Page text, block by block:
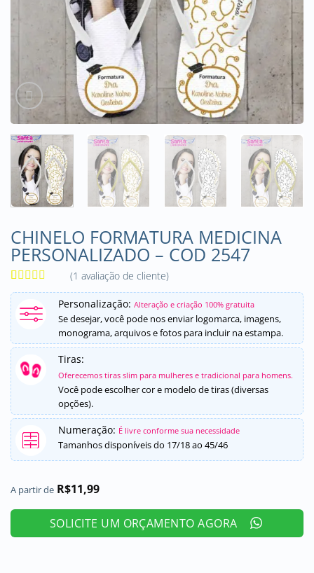
CHINELO FORMATURA MEDICINA
PERSONALIZADO – COD 2547
Avaliado
como
5, com
baseado em
1
avaliação de
cliente
(1 avaliação de cliente)
Personalização: Alteração e criação 100% gratuita
Se desejar, você pode nos enviar logomarca, imagens,
monograma, arquivos e fotos para incluir na estampa.
Tiras:
Oferecemos tiras slim para mulheres e tradicional para homens.
Você pode escolher cor e modelo de tiras (diversas
opções).
Numeração: É livre conforme sua necessidade
Tamanhos disponíveis do 17/18 ao 45/46
A partir de R$11,99
SOLICITE UM ORÇAMENTO AGORA